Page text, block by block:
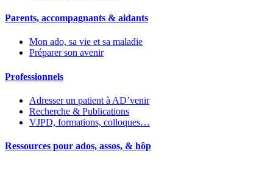
Parents, accompagnants & aidants
Mon ado, sa vie et sa maladie
Préparer son avenir
Professionnels
Adresser un patient à AD’venir
Recherche & Publications
VJPD, formations, colloques…
Ressources pour ados, assos, & hôp